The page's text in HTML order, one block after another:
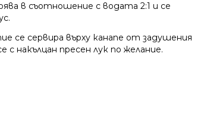
в съотношение с водата 2:1 и се
се сервира върху канапе от задушения
с накълцан пресен лук по желание.